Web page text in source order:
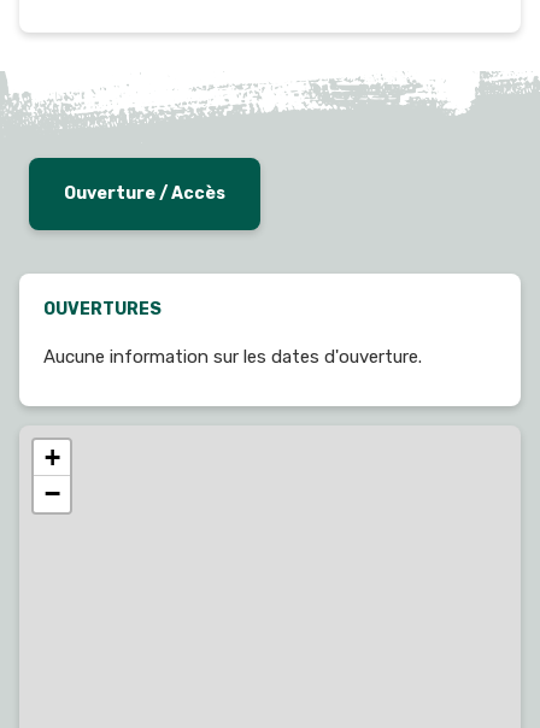
Ouverture / Accès
OUVERTURES
Aucune information sur les dates d'ouverture.
+
−